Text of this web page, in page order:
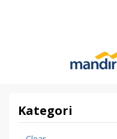
Kategori